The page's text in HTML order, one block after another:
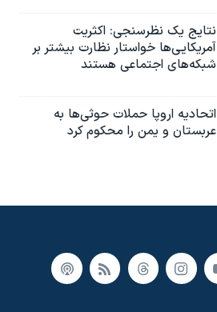
نتایج یک نظرسنجی: اکثریت
آمریکایی‌ها خواستار نظارت بیشتر بر
شبکه‌های اجتماعی هستند
اتحادیه اروپا حملات حوثی‌ها به
عربستان و یمن را محکوم کرد